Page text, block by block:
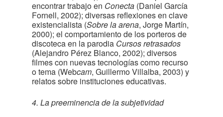
encontrar trabajo en Conecta (Daniel García
Fornell, 2002); diversas reflexiones en clave
existencialista (Sobre la arena, Jorge Martín,
2000); el comportamiento de los porteros de
discoteca en la parodia Cursos retrasados
(Alejandro Pérez Blanco, 2002); diversos
filmes con nuevas tecnologías como recurso
o tema (Webcam, Guillermo Villalba, 2003) y
relatos sobre instituciones educativas.
4. La preeminencia de la subjetividad